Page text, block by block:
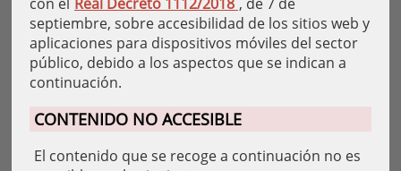
septiembre, sobre accesibilidad de los sitios web y
aplicaciones para dispositivos móviles del sector
público, debido a los aspectos que se indican a
continuación.
CONTENIDO NO ACCESIBLE
El contenido que se recoge a continuación no es